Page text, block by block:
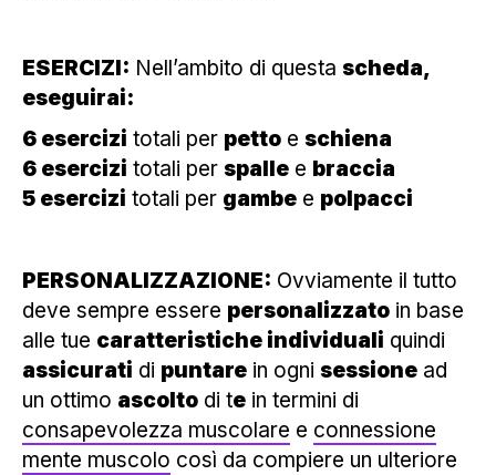
ESERCIZI: Nell’ambito di questa scheda,
eseguirai:
6 esercizi totali per petto e schiena
6 esercizi totali per spalle e braccia
5 esercizi totali per gambe e polpacci
PERSONALIZZAZIONE: Ovviamente il tutto
deve sempre essere personalizzato in base
alle tue caratteristiche individuali quindi
assicurati di puntare in ogni sessione ad
un ottimo ascolto di te in termini di
consapevolezza muscolare e connessione
mente muscolo così da compiere un ulteriore